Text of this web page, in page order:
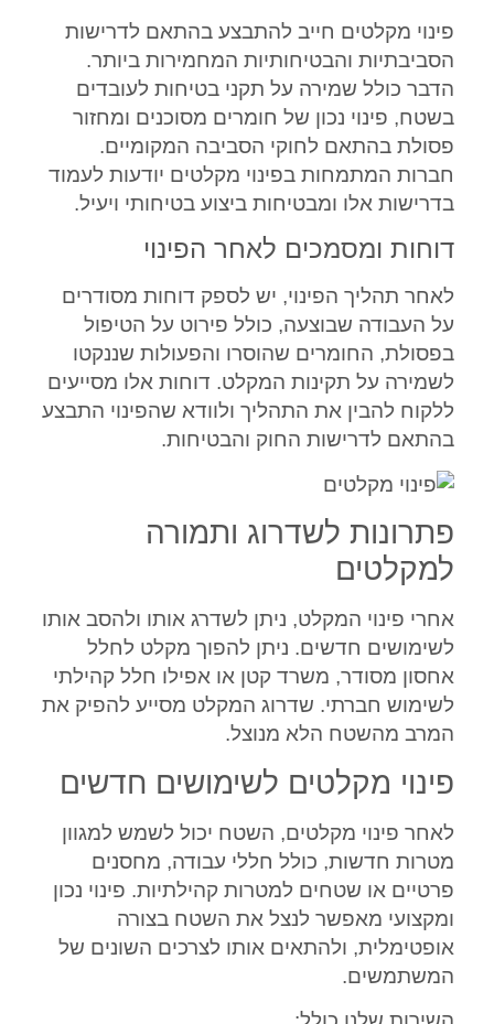
פינוי מקלטים חייב להתבצע בהתאם לדרישות
הסביבתיות והבטיחותיות המחמירות ביותר.
הדבר כולל שמירה על תקני בטיחות לעובדים
בשטח, פינוי נכון של חומרים מסוכנים ומחזור
פסולת בהתאם לחוקי הסביבה המקומיים.
חברות המתמחות בפינוי מקלטים יודעות לעמוד
בדרישות אלו ומבטיחות ביצוע בטיחותי ויעיל.
דוחות ומסמכים לאחר הפינוי
לאחר תהליך הפינוי, יש לספק דוחות מסודרים
על העבודה שבוצעה, כולל פירוט על הטיפול
בפסולת, החומרים שהוסרו והפעולות שננקטו
לשמירה על תקינות המקלט. דוחות אלו מסייעים
ללקוח להבין את התהליך ולוודא שהפינוי התבצע
בהתאם לדרישות החוק והבטיחות.
פתרונות לשדרוג ותמורה
למקלטים
אחרי פינוי המקלט, ניתן לשדרג אותו ולהסב אותו
לשימושים חדשים. ניתן להפוך מקלט לחלל
אחסון מסודר, משרד קטן או אפילו חלל קהילתי
לשימוש חברתי. שדרוג המקלט מסייע להפיק את
המרב מהשטח הלא מנוצל.
פינוי מקלטים לשימושים חדשים
לאחר פינוי מקלטים, השטח יכול לשמש למגוון
מטרות חדשות, כולל חללי עבודה, מחסנים
פרטיים או שטחים למטרות קהילתיות. פינוי נכון
ומקצועי מאפשר לנצל את השטח בצורה
אופטימלית, ולהתאים אותו לצרכים השונים של
המשתמשים.